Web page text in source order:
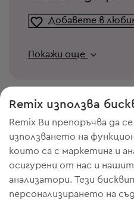
Добавете в
Покажи още
Remix използва
Remix Ви препоръчва да
използването на
които са с маркетинг и
осигурени от нас и
анализатори. Тези
персонализирането на